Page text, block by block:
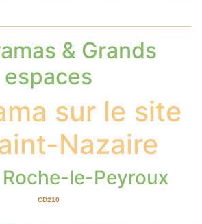
& Grands
espaces
sur le site
Nazaire
le-Peyroux
CD210